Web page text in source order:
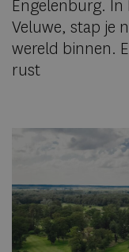
Engelenburg.
Veluwe, stap je
wereld binnen.
rust